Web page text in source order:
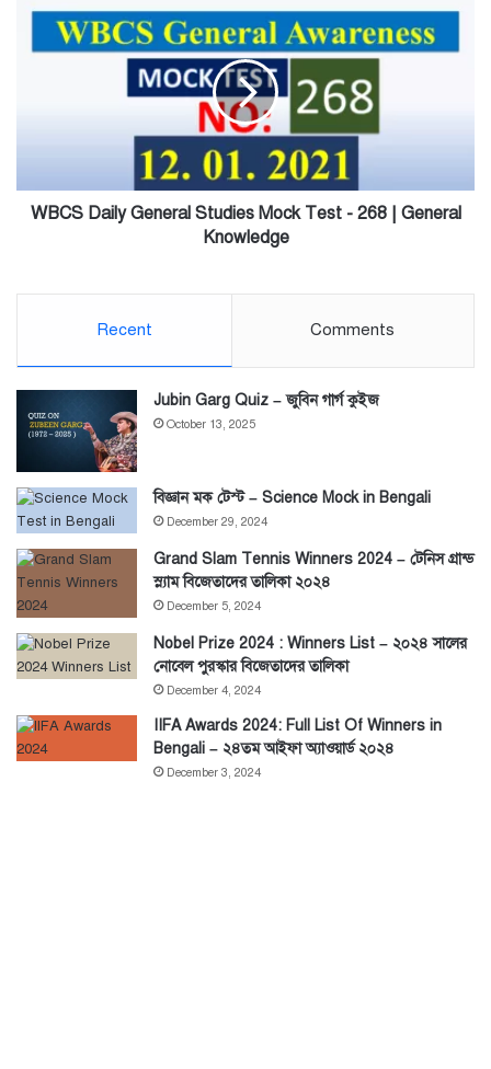
General
|
General
WBCS Daily General Studies Mock Test - 268 | General
Knowledge
Recent Comments
Jubin Garg Quiz – জুবিন গার্গ কুইজ
October 13, 2025
বিজ্ঞান মক টেস্ট – Science Mock in Bengali
December 29, 2024
Grand Slam Tennis Winners 2024 – টেনিস গ্রান্ড
স্ল্যাম বিজেতাদের তালিকা ২০২৪
December 5, 2024
Nobel Prize 2024 : Winners List – ২০২৪ সালের
নোবেল পুরস্কার বিজেতাদের তালিকা
December 4, 2024
IIFA Awards 2024: Full List Of Winners in
Bengali – ২৪তম আইফা অ্যাওয়ার্ড ২০২৪
December 3, 2024